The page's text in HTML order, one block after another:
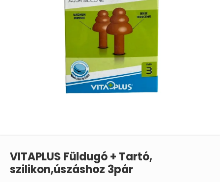
VITAPLUS Füldugó + Tartó,
szilikon,úszáshoz 3pár